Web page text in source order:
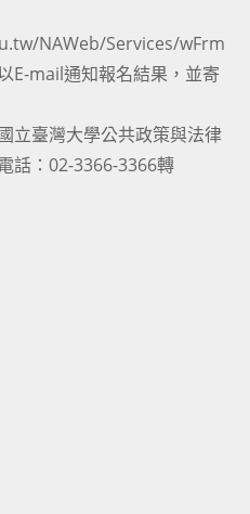
NAWeb/Services/wFrm
E-mail通知報名結果，並寄
立臺灣大學公共政策與法律
話：02-3366-3366轉